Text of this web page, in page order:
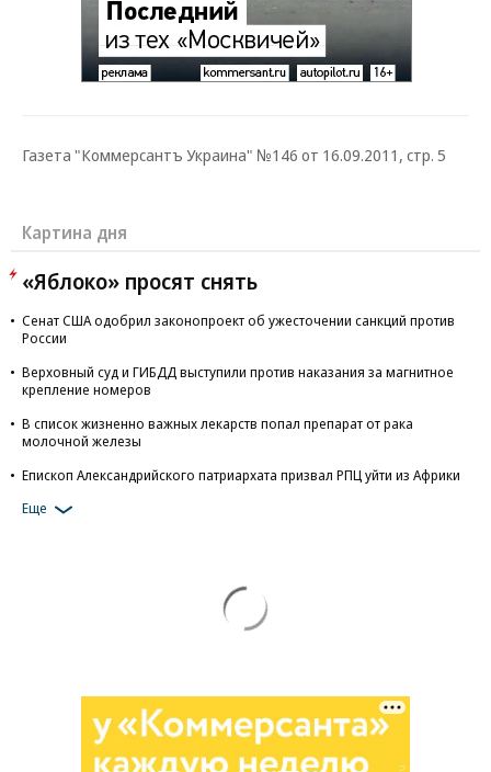
Газета "Коммерсантъ Украина" №146 от 16.09.2011, стр. 5
Картина дня
«Яблоко» просят снять
Сенат США одобрил законопроект об ужесточении санкций против
России
Верховный суд и ГИБДД выступили против наказания за магнитное
крепление номеров
В список жизненно важных лекарств попал препарат от рака
молочной железы
Епископ Александрийского патриархата призвал РПЦ уйти из Африки
Еще